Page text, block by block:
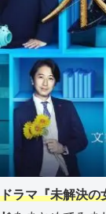
ドラマ『未解決の